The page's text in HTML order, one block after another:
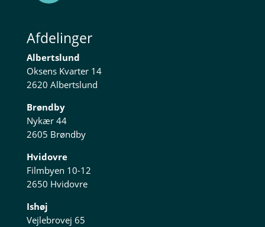
Afdelinger
Albertslund
Oksens Kvarter 14
2620 Albertslund
Brøndby
Nykær 44
2605 Brøndby
Hvidovre
Filmbyen 10-12
2650 Hvidovre
Ishøj
Vejlebrovej 65